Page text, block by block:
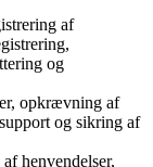
af
og
opkrævning af
og sikring af
henvendelser,